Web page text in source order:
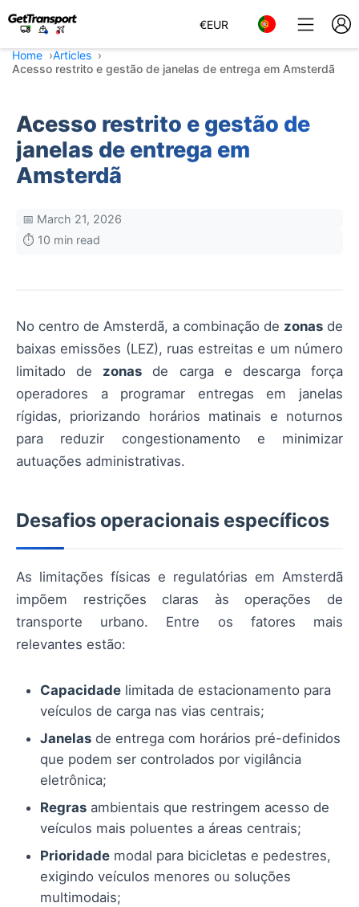
€EUR
Home
Articles
Acesso restrito e gestão de janelas de entrega em Amsterdã
Acesso restrito e gestão de
janelas de entrega em
Amsterdã
📅 March 21, 2026
⏱️ 10 min read
No centro de Amsterdã, a combinação de zonas de
baixas emissões (LEZ), ruas estreitas e um número
limitado de zonas de carga e descarga força
operadores a programar entregas em janelas
rígidas, priorizando horários matinais e noturnos
para reduzir congestionamento e minimizar
autuações administrativas.
Desafios operacionais específicos
As limitações físicas e regulatórias em Amsterdã
impõem restrições claras às operações de
transporte urbano. Entre os fatores mais
relevantes estão:
Capacidade limitada de estacionamento para
veículos de carga nas vias centrais;
Janelas de entrega com horários pré-definidos
que podem ser controlados por vigilância
eletrônica;
Regras ambientais que restringem acesso de
veículos mais poluentes a áreas centrais;
Prioridade modal para bicicletas e pedestres,
exigindo veículos menores ou soluções
multimodais;